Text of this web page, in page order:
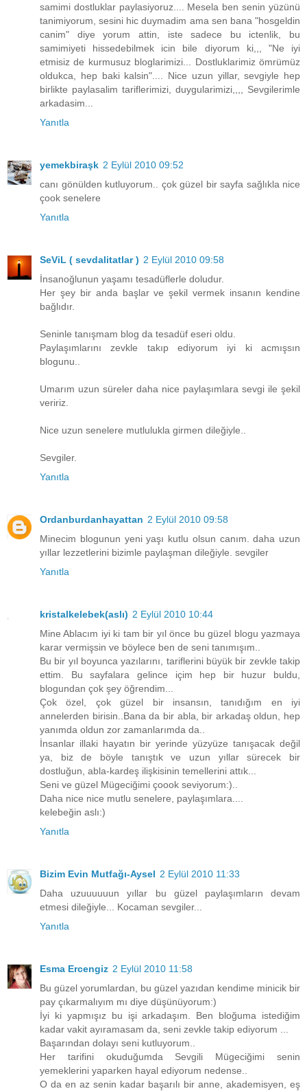
samimi dostluklar paylasiyoruz.... Mesela ben senin yüzünü
tanimiyorum, sesini hic duymadim ama sen bana "hosgeldin
canim" diye yorum attin, iste sadece bu ictenlik, bu
samimiyeti hissedebilmek icin bile diyorum ki,,, "Ne iyi
etmisiz de kurmusuz bloglarimizi... Dostluklarimiz ömrümüz
oldukca, hep baki kalsin".... Nice uzun yillar, sevgiyle hep
birlikte paylasalim tariflerimizi, duygularimizi,,,, Sevgilerimle
arkadasim...
Yanıtla
yemekbiraşk 2 Eylül 2010 09:52
canı gönülden kutluyorum.. çok güzel bir sayfa sağlıkla nice
çook senelere
Yanıtla
SeViL ( sevdalitatlar ) 2 Eylül 2010 09:58
İnsanoğlunun yaşamı tesadüflerle doludur.
Her şey bir anda başlar ve şekil vermek insanın kendine
bağlıdır.
Seninle tanışmam blog da tesadüf eseri oldu.
Paylaşımlarını zevkle takıp ediyorum iyi ki acmışsın
blogunu..
Umarım uzun süreler daha nice paylaşımlara sevgi ile şekil
veririz.
Nice uzun senelere mutlulukla girmen dileğiyle..
Sevgiler.
Yanıtla
Ordanburdanhayattan 2 Eylül 2010 09:58
Minecim blogunun yeni yaşı kutlu olsun canım. daha uzun
yıllar lezzetlerini bizimle paylaşman dileğiyle. sevgiler
Yanıtla
kristalkelebek(aslı) 2 Eylül 2010 10:44
Mine Ablacım iyi ki tam bir yıl önce bu güzel blogu yazmaya
karar vermişsin ve böylece ben de seni tanımışım..
Bu bir yıl boyunca yazılarını, tariflerini büyük bir zevkle takip
ettim. Bu sayfalara gelince içim hep bir huzur buldu,
blogundan çok şey öğrendim...
Çok özel, çok güzel bir insansın, tanıdığım en iyi
annelerden birisin..Bana da bir abla, bir arkadaş oldun, hep
yanımda oldun zor zamanlarımda da..
İnsanlar illaki hayatın bir yerinde yüzyüze tanışacak değil
ya, biz de böyle tanıştık ve uzun yıllar sürecek bir
dostluğun, abla-kardeş ilişkisinin temellerini attık...
Seni ve güzel Mügeciğimi çoook seviyorum:)..
Daha nice nice mutlu senelere, paylaşımlara....
kelebeğin aslı:)
Yanıtla
Bizim Evin Mutfağı-Aysel 2 Eylül 2010 11:33
Daha uzuuuuuun yıllar bu güzel paylaşımların devam
etmesi dileğiyle... Kocaman sevgiler...
Yanıtla
Esma Ercengiz 2 Eylül 2010 11:58
Bu güzel yorumlardan, bu güzel yazıdan kendime minicik bir
pay çıkarmalıyım mı diye düşünüyorum:)
İyi ki yapmışız bu işi arkadaşım. Ben bloğuma istediğim
kadar vakit ayıramasam da, seni zevkle takip ediyorum ...
Başarından dolayı seni kutluyorum..
Her tarifini okuduğumda Sevgili Mügeciğimi senin
yemeklerini yaparken hayal ediyorum nedense..
O da en az senin kadar başarılı bir anne, akademisyen, eş